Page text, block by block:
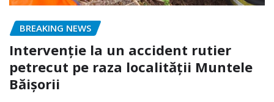
BREAKING NEWS
Intervenție la un accident rutier
petrecut pe raza localității Muntele
Băișorii